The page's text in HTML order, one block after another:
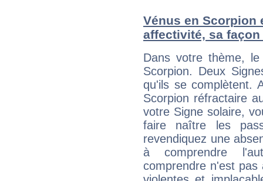
Vénus en Scorpion
affectivité, sa
Dans votre thème,
Scorpion. Deux
qu'ils se complètent.
Scorpion réfractaire
votre Signe solaire,
faire naître les
revendiquez une
à comprendre
comprendre n'est pas